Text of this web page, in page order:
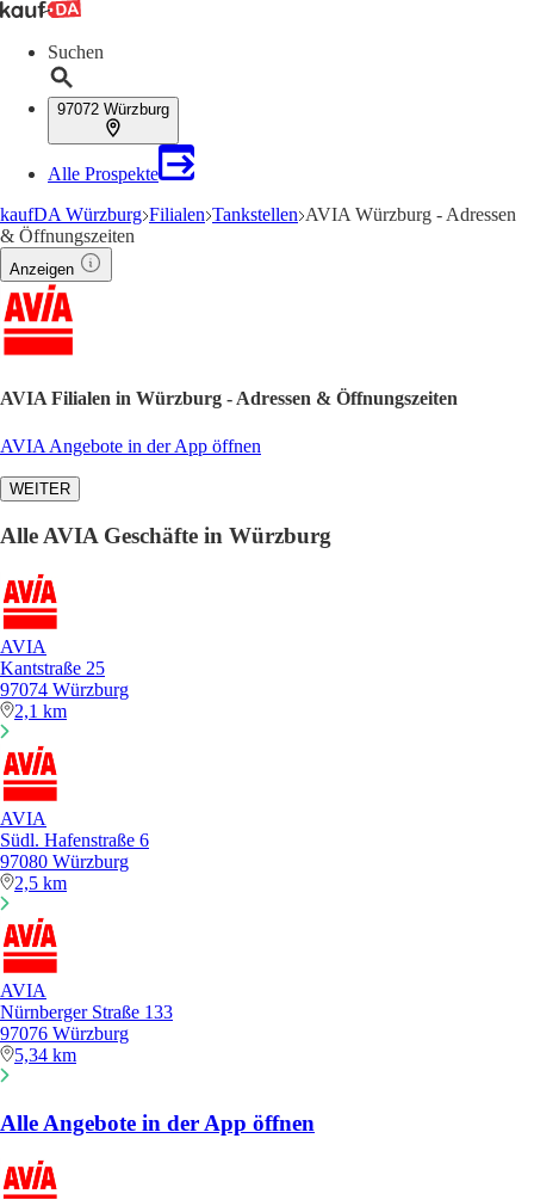
Suchen
97072 Würzburg
Alle Prospekte
kaufDA Würzburg Filialen Tankstellen AVIA Würzburg - Adressen
& Öffnungszeiten
Anzeigen
AVIA Filialen in Würzburg - Adressen & Öffnungszeiten
AVIA Angebote in der App öffnen
WEITER
Alle AVIA Geschäfte in Würzburg
AVIA
Kantstraße 25
97074 Würzburg
2,1 km
AVIA
Südl. Hafenstraße 6
97080 Würzburg
2,5 km
AVIA
Nürnberger Straße 133
97076 Würzburg
5,34 km
Alle Angebote in der App öffnen